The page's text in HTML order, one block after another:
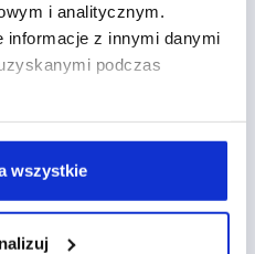
i analitycznym.
informacje z innymi danymi
podczas
wszystkie